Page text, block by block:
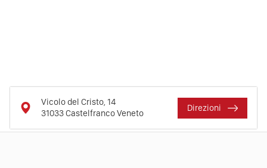
Vicolo del Cristo, 14
31033Castelfranco Veneto
Direzioni